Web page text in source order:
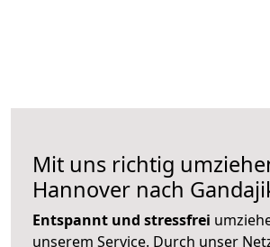
Mit uns richtig
Hannover nach
Entspannt und stressfrei
unserem Service. Durch unser